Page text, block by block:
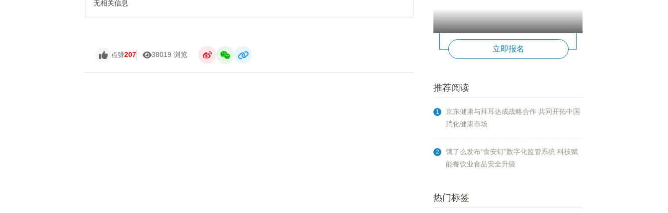
无相关信息
点赞207 38019 浏览
立即报名
推荐阅读
1
京东健康与拜耳达成战略合作 共同开拓中国
消化健康市场
2
饿了么发布“食安钉”数字化监管系统 科技赋
能餐饮业食品安全升级
热门标签